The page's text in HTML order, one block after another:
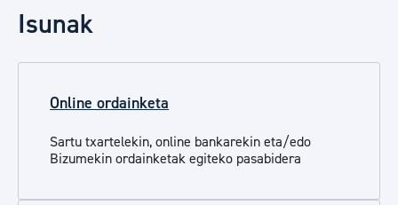
Isunak
Online ordainketa
Sartu txartelekin, online bankarekin eta/edo
Bizumekin ordainketak egiteko pasabidera